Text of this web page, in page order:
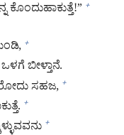
ಕೊಂದುಹಾಕುತ್ತೆ!” +
+
ಬೀಳ್ತಾನೆ.
ಸಹಜ, +
+
+